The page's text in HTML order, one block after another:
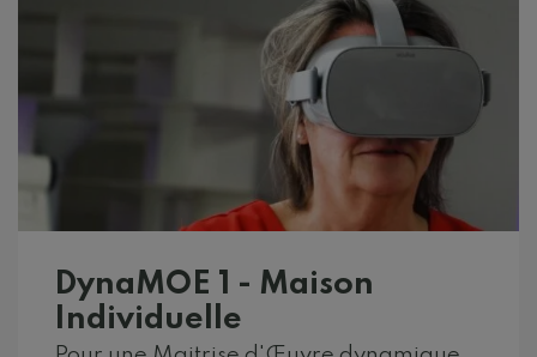
DynaMOE 1 - Maison
Individuelle